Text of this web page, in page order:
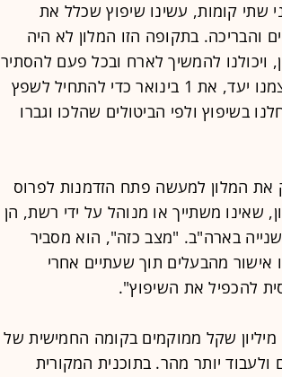
על פני שתי קומות, עשינו שיפוץ שכלל את
והבריכה. בתקופה הזו המלון לא היה
ויכולנו להמשיך לארח ובכל פעם להסתיר
את החלקים שנמצאים בעבודה. הצבנו לעצמנו יעד, את 1 בינואר כדי להתחיל לשפץ
בשיפוץ ולפי הביטולים שהלכו וגברו
המלון למעשה פתח הזדמנות לפרוס
בעלות המלון, שאינו משתייך או מנוהל על ידי רשת, הן
בארה"ב. "מצב כזה", הוא מסביר
אישור מהבעלים תוך שעתיים אחרי
להכפיל את השיפוץ".
לדבריו, 80 החדרים ששופצו בעלות של 10 מיליון שקל ממוקמים בקומה החמישית של
יותר מהר. בתוכנית המקורית